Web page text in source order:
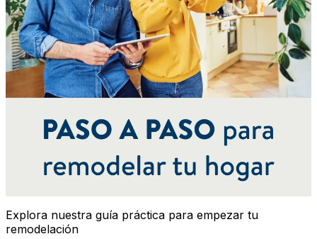
Explora nuestra guía práctica para empezar tu
remodelación